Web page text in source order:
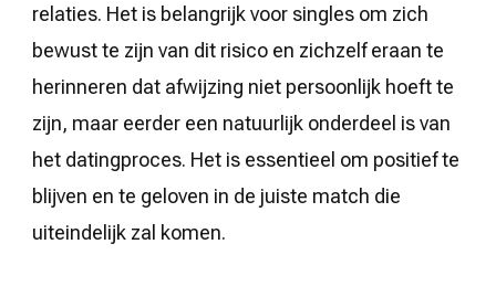
relaties. Het is belangrijk voor singles om zich
bewust te zijn van dit risico en zichzelf eraan te
herinneren dat afwijzing niet persoonlijk hoeft te
zijn, maar eerder een natuurlijk onderdeel is van
het datingproces. Het is essentieel om positief te
blijven en te geloven in de juiste match die
uiteindelijk zal komen.